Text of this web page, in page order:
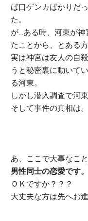
ば口ゲンカばかりだ
た。
が…ある時、河東が
たことから、とある
実は神宮は友人の自
うと秘密裏に動いて
る河東。
しかし潜入調査で河
そして事件の真相は。
あ、ここで大事なこと
男性同士の恋愛です
ＯＫですか？？？
大丈夫な方は先へお